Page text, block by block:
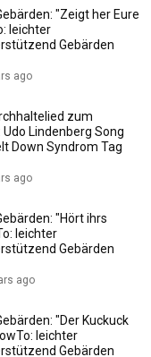
Glöckchen" – How To:
"Zeigt her Eure
leichter
Gebärden
ago
zum
Udo Lindenberg Song
Down Syndrom Tag
ago
"Hört ihrs
leichter
Gebärden
ago
"Der Kuckuck
leichter
Gebärden